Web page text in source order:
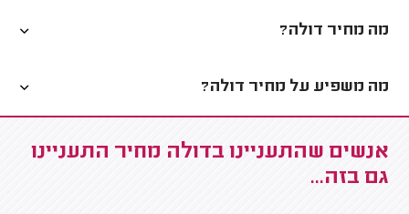
מה מחיר דולה?
מה משפיע על מחיר דולה?
אנשים שהתעניינו בדולה מחיר התעניינו
גם בזה...